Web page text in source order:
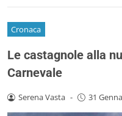
Cronaca
Le castagnole alla
Carnevale
Serena Vasta - 31